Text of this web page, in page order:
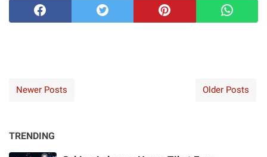
Newer Posts Older Posts
TRENDING